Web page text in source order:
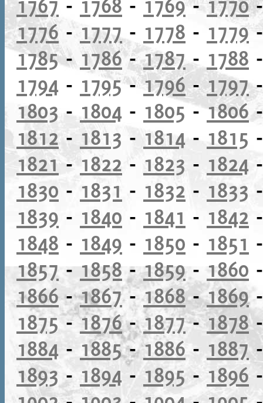
1776- 1777 - 1778 - 1779
1785- 1786-1787- 1788
1794 - 1795-1796-1797
1803 - 1804 - 1805-1806
1812- 1813 - 1814 - 1815
1821-1822 - 1823 - 1824
1830 - 1831 - 1832 - 1833
1839 - 1840 - 1841 - 1842
1848 - 1849 - 1850 - 1851
1857 - 1858 -1859- 1860
1866-1867-1868-1869
1875-1876-1877-1878
1884 - 1885-1886 - 1887
1893 -1894- 1895 - 1896